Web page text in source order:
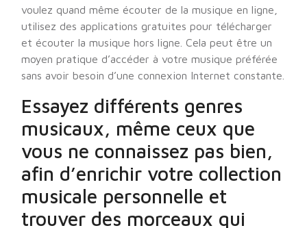
voulez quand même écouter de la musique en ligne,
utilisez des applications gratuites pour télécharger
et écouter la musique hors ligne. Cela peut être un
moyen pratique d’accéder à votre musique préférée
sans avoir besoin d’une connexion Internet constante.
Essayez différents genres
musicaux, même ceux que
vous ne connaissez pas bien,
afin d’enrichir votre collection
musicale personnelle et
trouver des morceaux qui